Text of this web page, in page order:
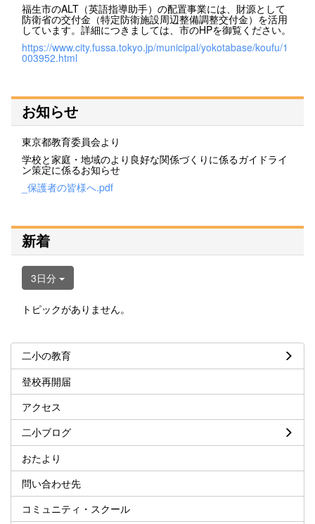
福生市のALT（英語指導助手）の配置事業には、財源として
防衛省の交付金（特定防衛施設周辺整備調整交付金）を活用
しています。詳細につきましては、市のHPを御覧ください。
https://www.city.fussa.tokyo.jp/municipal/yokotabase/koufu/1
003952.html
お知らせ
東京都教育委員会より
学校と家庭・地域のより良好な関係づくりに係るガイドライ
ン策定に係るお知らせ
_保護者の皆様へ.pdf
新着
3日分
トピックがありません。
二小の教育
登校再開届
アクセス
二小ブログ
おたより
問い合わせ先
コミュニティ・スクール